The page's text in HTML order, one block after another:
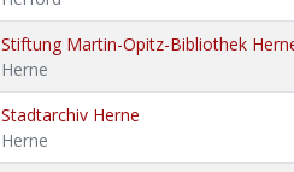
Stiftung Martin-Opitz-Bibliothek
Herne
Stadtarchiv Herne
Herne